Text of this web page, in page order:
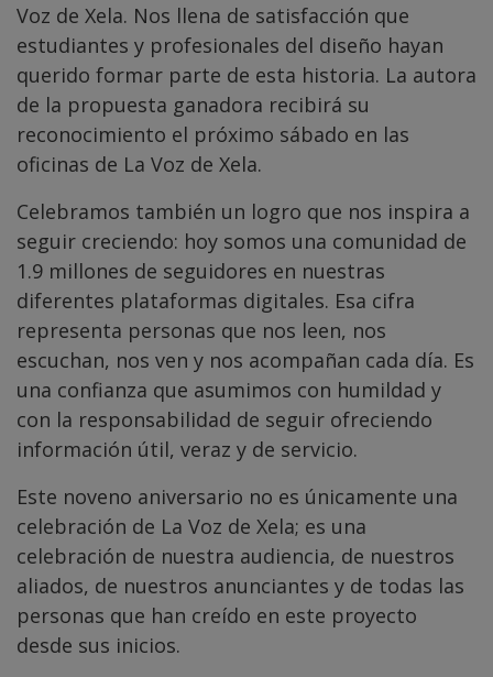
Voz de Xela. Nos llena de satisfacción que
estudiantes y profesionales del diseño hayan
querido formar parte de esta historia. La autora
de la propuesta ganadora recibirá su
reconocimiento el próximo sábado en las
oficinas de La Voz de Xela.
Celebramos también un logro que nos inspira a
seguir creciendo: hoy somos una comunidad de
1.9 millones de seguidores en nuestras
diferentes plataformas digitales. Esa cifra
representa personas que nos leen, nos
escuchan, nos ven y nos acompañan cada día. Es
una confianza que asumimos con humildad y
con la responsabilidad de seguir ofreciendo
información útil, veraz y de servicio.
Este noveno aniversario no es únicamente una
celebración de La Voz de Xela; es una
celebración de nuestra audiencia, de nuestros
aliados, de nuestros anunciantes y de todas las
personas que han creído en este proyecto
desde sus inicios.